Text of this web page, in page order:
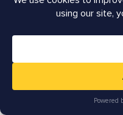
Google E-E-A-T
de Pesquisa do
Como Criar